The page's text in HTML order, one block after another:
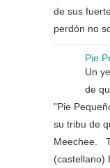
de sus
perdón no
Pie
Un
de
"Pie
su tribu de
Meechee.